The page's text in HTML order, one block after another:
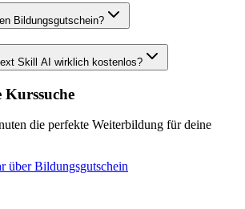
Bildungsgutschein?
Skill AI wirklich kostenlos?
Kurssuche
die perfekte Weiterbildung für deine
über Bildungsgutschein